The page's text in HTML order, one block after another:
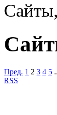
Пред. 1 2 3 4 5
RSS